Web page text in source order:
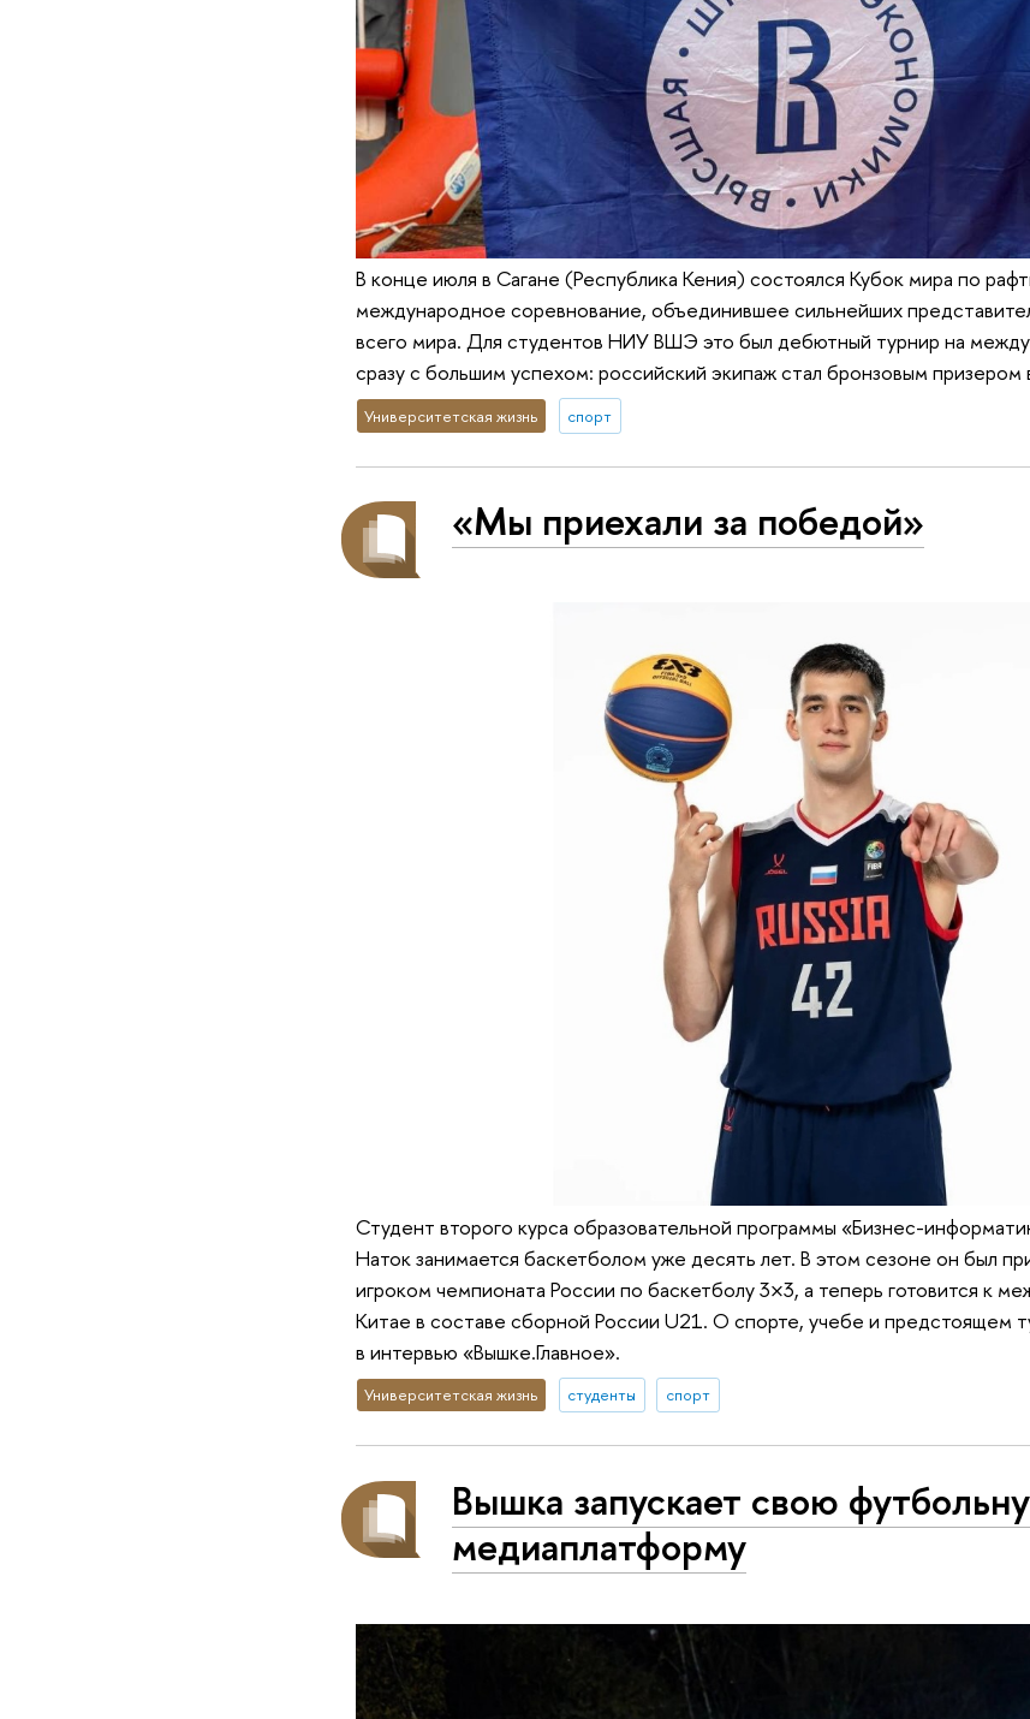
В конце июля в Сагане (Республика Кения) состоялся Кубок мира по
международное соревнование, объединившее сильнейших
всего мира. Для студентов НИУ ВШЭ это был дебютный турнир на
сразу с большим успехом: российский экипаж стал бронзовым призером
Университетская жизнь спорт
«Мы приехали за победой»
Студент второго курса образовательной программы «Бизнес-
Наток занимается баскетболом уже десять лет. В этом сезоне он был
игроком чемпионата России по баскетболу 3×3, а теперь готовится к
Китае в составе сборной России U21. О спорте, учебе и предстоящем
в интервью «Вышке.Главное».
Университетская жизнь студенты спорт
Вышка запускает свою
медиаплатформу